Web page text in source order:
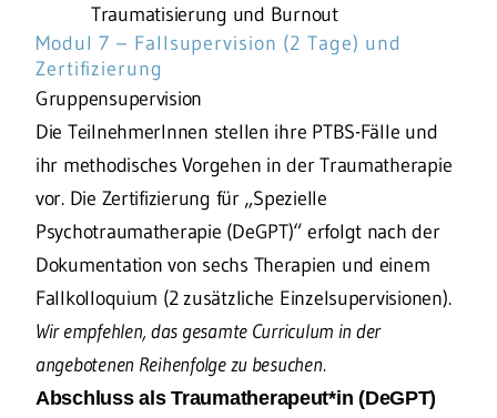
Traumatisierung und Burnout
Modul 7 – Fallsupervision (2 Tage) und
Zertifizierung
Gruppensupervision
Die TeilnehmerInnen stellen ihre PTBS-Fälle und
ihr methodisches Vorgehen in der Traumatherapie
vor. Die Zertifizierung für „Spezielle
Psychotraumatherapie (DeGPT)“ erfolgt nach der
Dokumentation von sechs Therapien und einem
Fallkolloquium (2 zusätzliche Einzelsupervisionen).
Wir empfehlen, das gesamte Curriculum in der
angebotenen Reihenfolge zu besuchen.
Abschluss als Traumatherapeut*in (DeGPT)